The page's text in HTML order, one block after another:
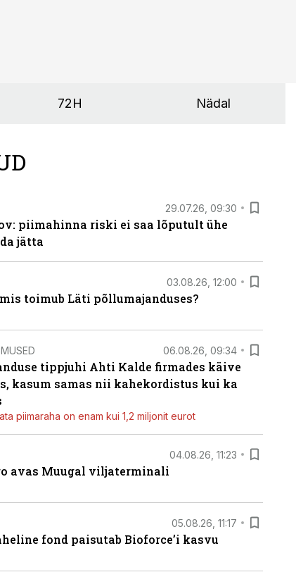
72H Nädal
29.07.26, 09:30
piimahinna riski ei saa lõputult ühe
jätta
03.08.26, 12:00
toimub Läti põllumajanduses?
06.08.26, 09:34
tippjuhi Ahti Kalde firmades käive
kasum samas nii kahekordistus kui ka
piimaraha on enam kui 1,2 miljonit eurot
04.08.26, 11:23
avas Muugal viljaterminali
05.08.26, 11:17
fond paisutab Bioforce’i kasvu